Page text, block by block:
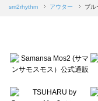
Samansa Mos2 blue（サマン
sō4ū（ソウフォーユー）のア
Te chichi（テチチ）のアウタ
Te chichi CLASSIC（テチチ
Lugnoncure（ルノンキュール
sm2rhythm アウター ブル